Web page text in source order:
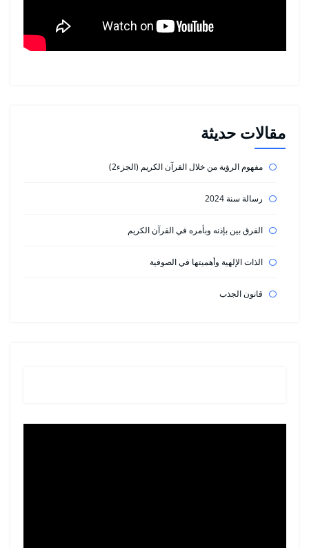
مقالات حديثة
مفهوم الرؤية من خلال القرآن الكريم (الجزء2)
رسالة سنة 2024
الفرق بين بإذنه وبأمره في القرآن الكريم
الذات الإلهية وأهميتها في الصوفية
قانون الجذب